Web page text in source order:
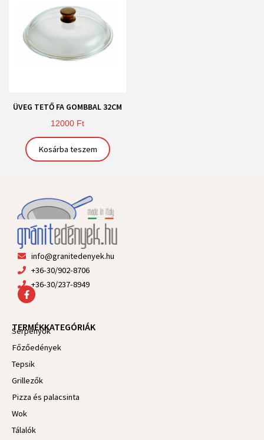
ÜVEG TETŐ FA GOMBBAL 32CM
12000 Ft
Kosárba teszem
info@granitedenyek.hu
+36-30/902-8706
+36-30/237-8949
F
a
e
b
o
-
TERMÉKKATEGÓRIÁK
Serpenyők
Főzőedények
Tepsik
Grillezők
Pizza és palacsinta
Wok
Tálalók